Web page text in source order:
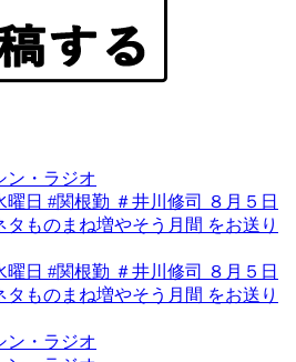
ン・ラジオ
曜日 #関根勤 ＃井川修司 ８月５日
タものまね増やそう月間 をお送り
曜日 #関根勤 ＃井川修司 ８月５日
タものまね増やそう月間 をお送り
ン・ラジオ